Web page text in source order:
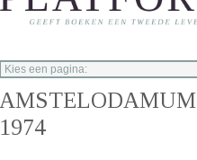
AMSTELODAMUM
1974